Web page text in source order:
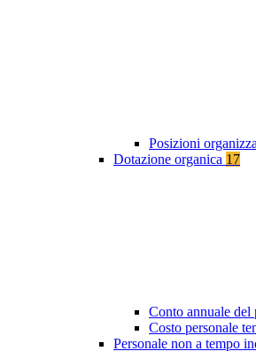
Posizioni
Dotazione organica 17
Conto annuale del
Costo personale
Personale non a tempo